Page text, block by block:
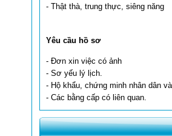
- Thật thà, trung thực, siêng năng
Yêu cầu hồ sơ
- Đơn xin việc có ảnh
- Sơ yếu lý lịch.
- Hộ khẩu, chứng minh nhân dân
- Các bằng cấp có liên quan.